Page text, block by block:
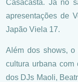
Casacasta. Já no
apresentações de
Japão Viela 17.
Além dos shows, o
cultura urbana com
dos DJs Maoli,